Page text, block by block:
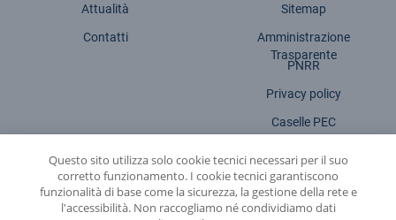
Attualità
Contatti
Sitemap
Amministrazione
Trasparente
PNRR
Privacy policy
Caselle PEC
Dichiarazione accessibilità
Questo sito utilizza solo cookie tecnici necessari per il suo
corretto funzionamento. I cookie tecnici garantiscono
funzionalità di base come la sicurezza, la gestione della rete e
l'accessibilità. Non raccogliamo né condividiamo dati